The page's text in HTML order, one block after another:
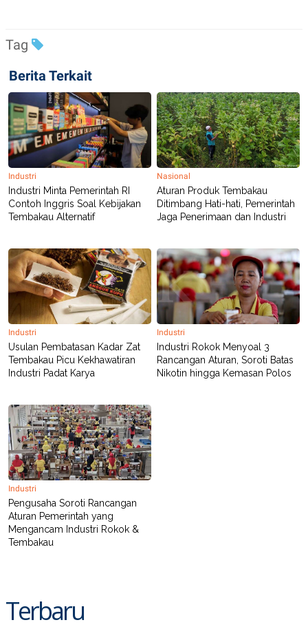
Tag
Berita Terkait
Industri
Industri Minta Pemerintah RI
Contoh Inggris Soal Kebijakan
Tembakau Alternatif
Nasional
Aturan Produk Tembakau
Ditimbang Hati-hati, Pemerintah
Jaga Penerimaan dan Industri
Industri
Usulan Pembatasan Kadar Zat
Tembakau Picu Kekhawatiran
Industri Padat Karya
Industri
Industri Rokok Menyoal 3
Rancangan Aturan, Soroti Batas
Nikotin hingga Kemasan Polos
Industri
Pengusaha Soroti Rancangan
Aturan Pemerintah yang
Mengancam Industri Rokok &
Tembakau
Terbaru